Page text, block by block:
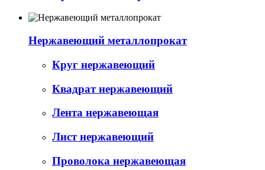
Нержавеющий металлопрокат
Круг нержавеющий
Квадрат нержавеющий
Лента нержавеющая
Лист нержавеющий
Проволока нержавеющая